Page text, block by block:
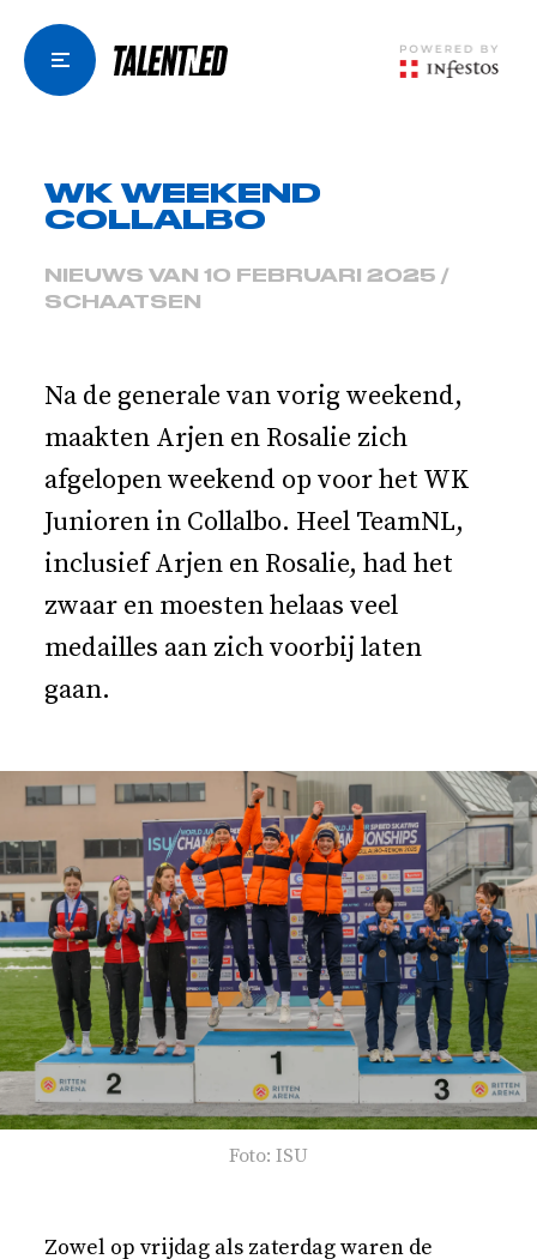
WK WEEKEND
COLLALBO
NIEUWS VAN 10 FEBRUARI 2025 /
SCHAATSEN
Na de generale van vorig weekend,
maakten Arjen en Rosalie zich
afgelopen weekend op voor het WK
Junioren in Collalbo. Heel TeamNL,
inclusief Arjen en Rosalie, had het
zwaar en moesten helaas veel
medailles aan zich voorbij laten
gaan.
Foto: ISU
Zowel op vrijdag als zaterdag waren de